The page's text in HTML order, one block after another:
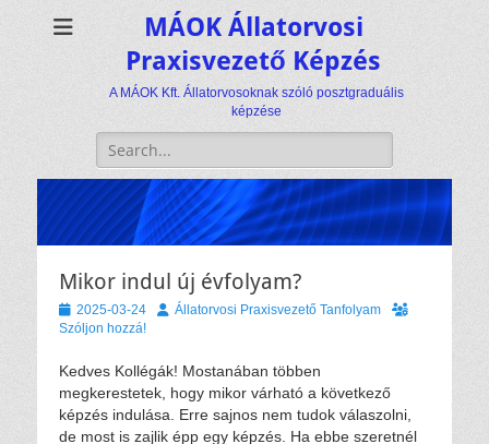
MÁOK Állatorvosi
Praxisvezető Képzés
A MÁOK Kft. Állatorvosoknak szóló posztgraduális
képzése
Keresés:
Mikor indul új évfolyam?
Közzétéve
2025-03-24 SzerzőÁllatorvosi Praxisvezető Tanfolyam
Szóljon hozzá!
Kedves Kollégák! Mostanában többen
megkerestetek, hogy mikor várható a következő
képzés indulása. Erre sajnos nem tudok válaszolni,
de most is zajlik épp egy képzés. Ha ebbe szeretnél